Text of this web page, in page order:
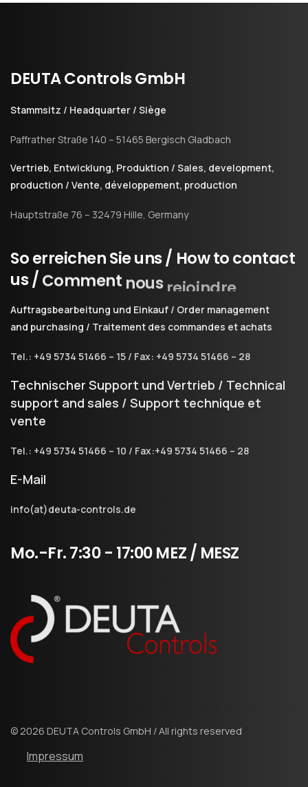
DEUTAControlsGmbH
Stammsitz / Headquarter / Siège
Paffrather Straße 140 – 51465 Bergisch Gladbach
Vertrieb, Entwicklung, Produktion / Sales, development,
production / Vente, développement, production
Hauptstraße 76 – 32479 Hille, Germany
SoerreichenSieuns/ Howtocontact
us/Comment nous rejoindre
Auftragsbearbeitung und Einkauf / Order management
and purchasing / Traitement des commandes et achats
Tel.: +49 5734 51466 – 15 / Fax: +49 5734 51466 – 28
Technischer Support und Vertrieb / Technical
support and sales / Support technique et
vente
Tel.: +49 5734 51466 – 10 / Fax:+49 5734 51466 – 28
E-Mail
info(at)deuta-controls.de
Mo.-Fr.7:30 - 17:00MEZ/ MESZ
© 2026 DEUTA Controls GmbH / All rights reserved
Impressum